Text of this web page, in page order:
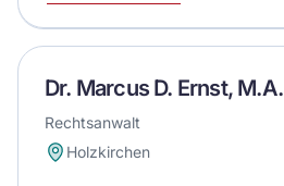
Dr. Marcus D. Ernst, M.A.
Rechtsanwalt
Holzkirchen